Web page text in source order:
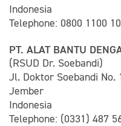
Indonesia
Telephone: 0800 1100
PT. ALAT BANTU
(RSUD Dr. Soebandi)
Jl. Doktor Soebandi No.
Jember
Indonesia
Telephone: (0331) 487